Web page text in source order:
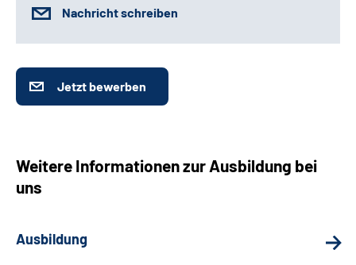
Nachricht schreiben
Jetzt bewerben
Weitere Informationen zur Ausbildung bei
uns
Ausbildung